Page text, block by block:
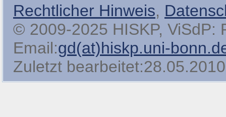
Rechtlicher Hinweis,
© 2009-2025 HISKP, ViSdP:
Email:gd(at)hiskp.uni-
Zuletzt